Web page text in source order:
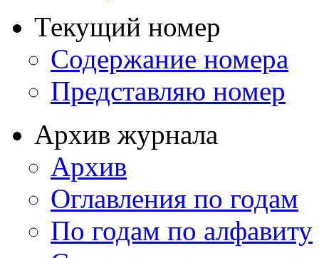
Текущий номер
Содержание номера
Представляю номер
Архив журнала
Архив
Оглавления по годам
По годам по алфавиту